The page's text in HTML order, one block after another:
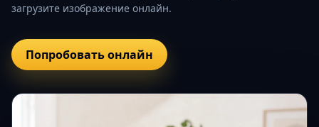
загрузите изображение онлайн.
Попробовать онлайн